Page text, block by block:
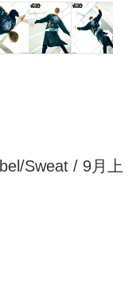
Sweat / 9月上